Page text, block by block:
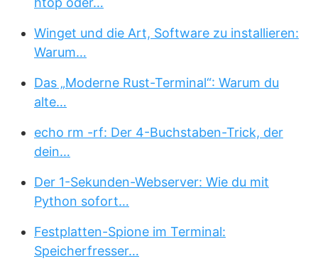
Winget und die Art, Software zu installieren:
Warum…
Das „Moderne Rust-Terminal“: Warum du
alte…
echo rm -rf: Der 4-Buchstaben-Trick, der
dein…
Der 1-Sekunden-Webserver: Wie du mit
Python sofort…
Festplatten-Spione im Terminal:
Speicherfresser…